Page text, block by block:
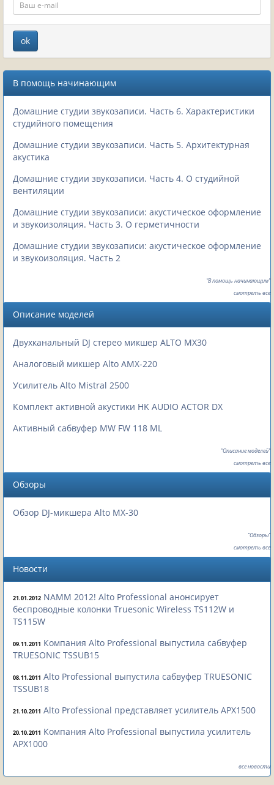
В помощь начинающим
Домашние студии звукозаписи. Часть 6. Характеристики
студийного помещения
Домашние студии звукозаписи. Часть 5. Архитектурная
акустика
Домашние студии звукозаписи. Часть 4. О студийной
вентиляции
Домашние студии звукозаписи: акустическое оформление
и звукоизоляция. Часть 3. О герметичности
Домашние студии звукозаписи: акустическое оформление
и звукоизоляция. Часть 2
"В помощь начинающим"
смотреть все
Описание моделей
Двухканальный DJ стерео микшер ALTO MX30
Аналоговый микшер Alto AMX-220
Усилитель Alto Mistral 2500
Комплект активной акустики HK AUDIO ACTOR DX
Активный cабвуфер MW FW 118 ML
"Описание моделей"
смотреть все
Обзоры
Обзор DJ-микшера Alto MX-30
"Обзоры"
смотреть все
Новости
21.01.2012 NAMM 2012! Alto Professional анонсирует
беспроводные колонки Truesonic Wireless TS112W и
TS115W
09.11.2011 Компания Alto Professional выпустила сабвуфер
TRUESONIC TSSUB15
08.11.2011 Alto Professional выпустила сабвуфер TRUESONIC
TSSUB18
21.10.2011 Alto Professional представляет усилитель APX1500
20.10.2011 Компания Alto Professional выпустила усилитель
APX1000
все новости